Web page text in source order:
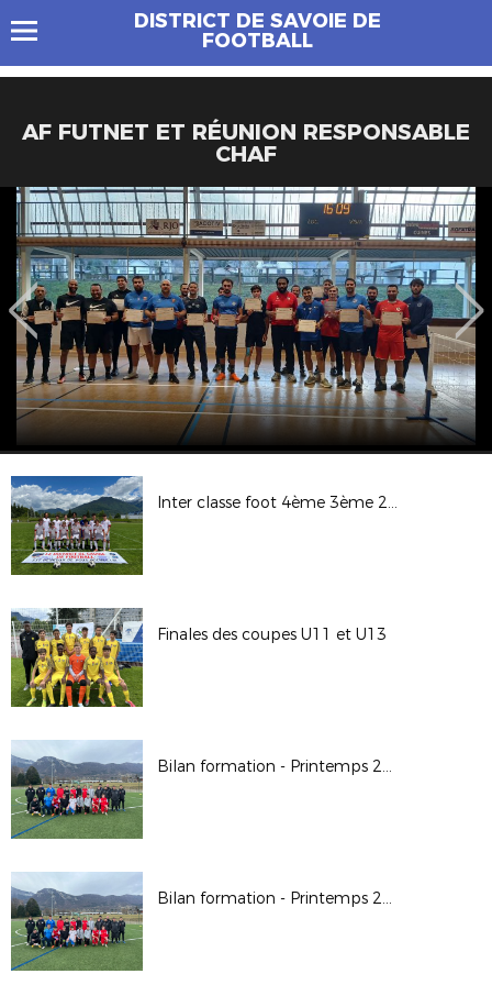
DISTRICT DE SAVOIE DE
FOOTBALL
AF FUTNET ET RÉUNION RESPONSABLE
CHAF
Inter classe foot 4ème 3ème 2026
Finales des coupes U11 et U13
Bilan formation - Printemps 2026
Bilan formation - Printemps 2026